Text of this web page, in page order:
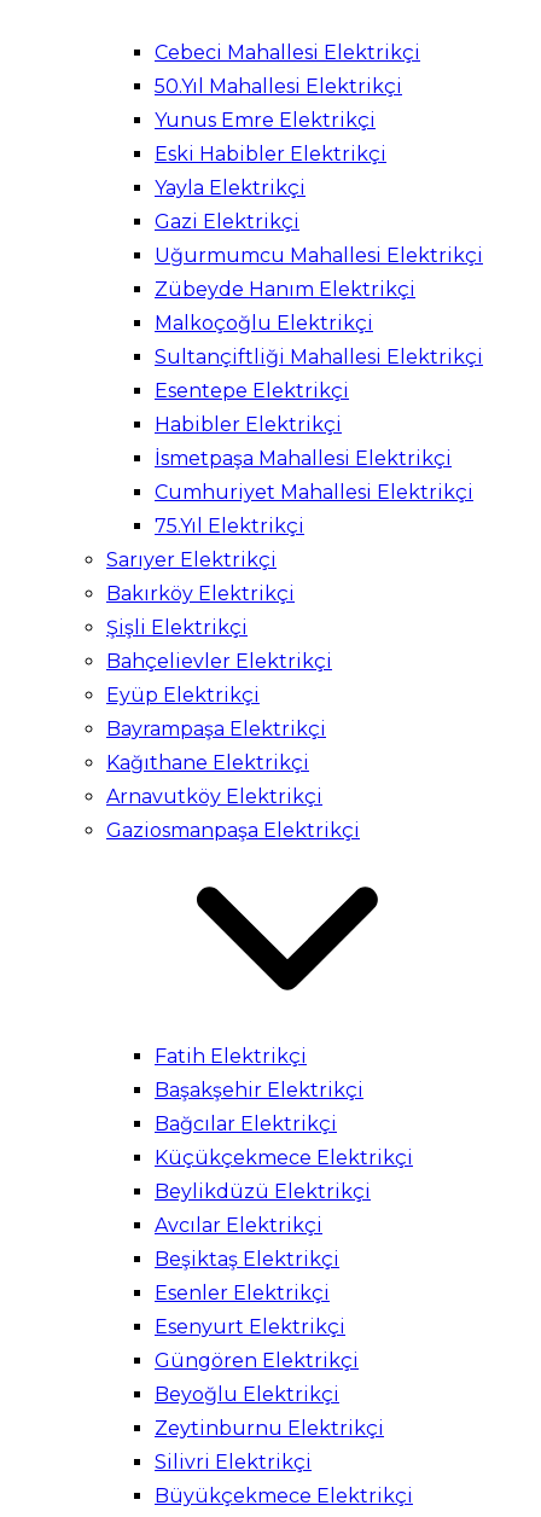
Cebeci Mahallesi Elektrikçi
50.Yıl Mahallesi Elektrikçi
Yunus Emre Elektrikçi
Eski Habibler Elektrikçi
Yayla Elektrikçi
Gazi Elektrikçi
Uğurmumcu Mahallesi Elektrikçi
Zübeyde Hanım Elektrikçi
Malkoçoğlu Elektrikçi
Sultançiftliği Mahallesi Elektrikçi
Esentepe Elektrikçi
Habibler Elektrikçi
İsmetpaşa Mahallesi Elektrikçi
Cumhuriyet Mahallesi Elektrikçi
75.Yıl Elektrikçi
Sarıyer Elektrikçi
Bakırköy Elektrikçi
Şişli Elektrikçi
Bahçelievler Elektrikçi
Eyüp Elektrikçi
Bayrampaşa Elektrikçi
Kağıthane Elektrikçi
Arnavutköy Elektrikçi
Gaziosmanpaşa Elektrikçi
Fatih Elektrikçi
Başakşehir Elektrikçi
Bağcılar Elektrikçi
Küçükçekmece Elektrikçi
Beylikdüzü Elektrikçi
Avcılar Elektrikçi
Beşiktaş Elektrikçi
Esenler Elektrikçi
Esenyurt Elektrikçi
Güngören Elektrikçi
Beyoğlu Elektrikçi
Zeytinburnu Elektrikçi
Silivri Elektrikçi
Büyükçekmece Elektrikçi